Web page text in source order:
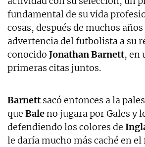
fundamental de su vida
cosas, después de muchos
advertencia del futbolista a su
conocido Jonathan Barnett, en
primeras citas juntos.
Barnett sacó entonces a la
que Baleno jugara por Gales y
defendiendo los colores de
le daría mucho más caché en el